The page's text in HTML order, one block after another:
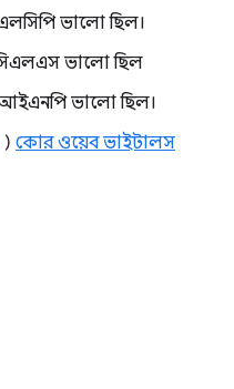
ভালো ছিল।
ভালো ছিল
ভালো ছিল।
) কোর ওয়েব ভাইটালস